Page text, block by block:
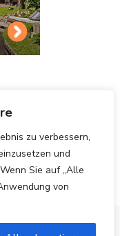
zu verbessern,
und
Sie auf „Alle
von
Impressum
| Entwickelt
von WordPress.